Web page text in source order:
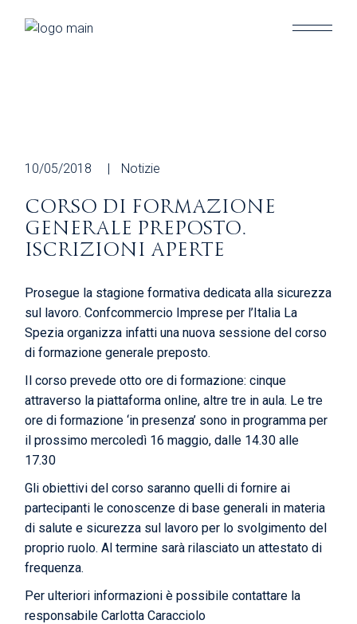
10/05/2018 Notizie
CORSO DI FORMAZIONE
GENERALE PREPOSTO.
ISCRIZIONI APERTE
Prosegue la stagione formativa dedicata alla sicurezza
sul lavoro. Confcommercio Imprese per l’Italia La
Spezia organizza infatti una nuova sessione del corso
di formazione generale preposto.
Il corso prevede otto ore di formazione: cinque
attraverso la piattaforma online, altre tre in aula. Le tre
ore di formazione ‘in presenza’ sono in programma per
il prossimo mercoledì 16 maggio, dalle 14.30 alle
17.30
Gli obiettivi del corso saranno quelli di fornire ai
partecipanti le conoscenze di base generali in materia
di salute e sicurezza sul lavoro per lo svolgimento del
proprio ruolo. Al termine sarà rilasciato un attestato di
frequenza.
Per ulteriori informazioni è possibile contattare la
responsabile Carlotta Caracciolo